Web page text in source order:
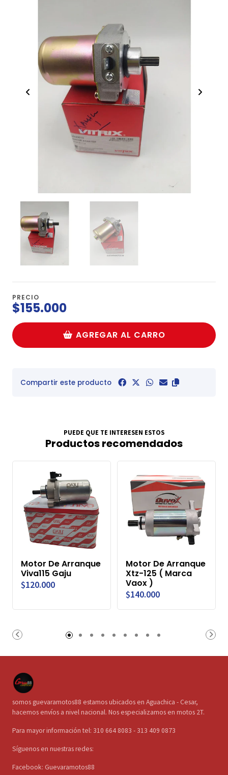
PRECIO
$155.000
AGREGAR AL CARRO
Compartir este producto
PUEDE QUE TE INTERESEN ESTOS
Productos recomendados
Motor De Arranque
Viva115 Gaju
$120.000
Motor De Arranque
Xtz-125 ( Marca
Vaox )
$140.000
somos guevaramotos88 estamos ubicados en Aguachica - Cesar,
hacemos envíos a nivel nacional. Nos especializamos en motos 2T.
Para mayor información tel: 310 664 8083 - 313 409 0873
Síguenos en nuestras redes:
Facebook: Guevaramotos88